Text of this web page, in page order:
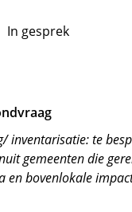
In gesprek
inventarisatie: te
gemeenten die
en bovenlokale